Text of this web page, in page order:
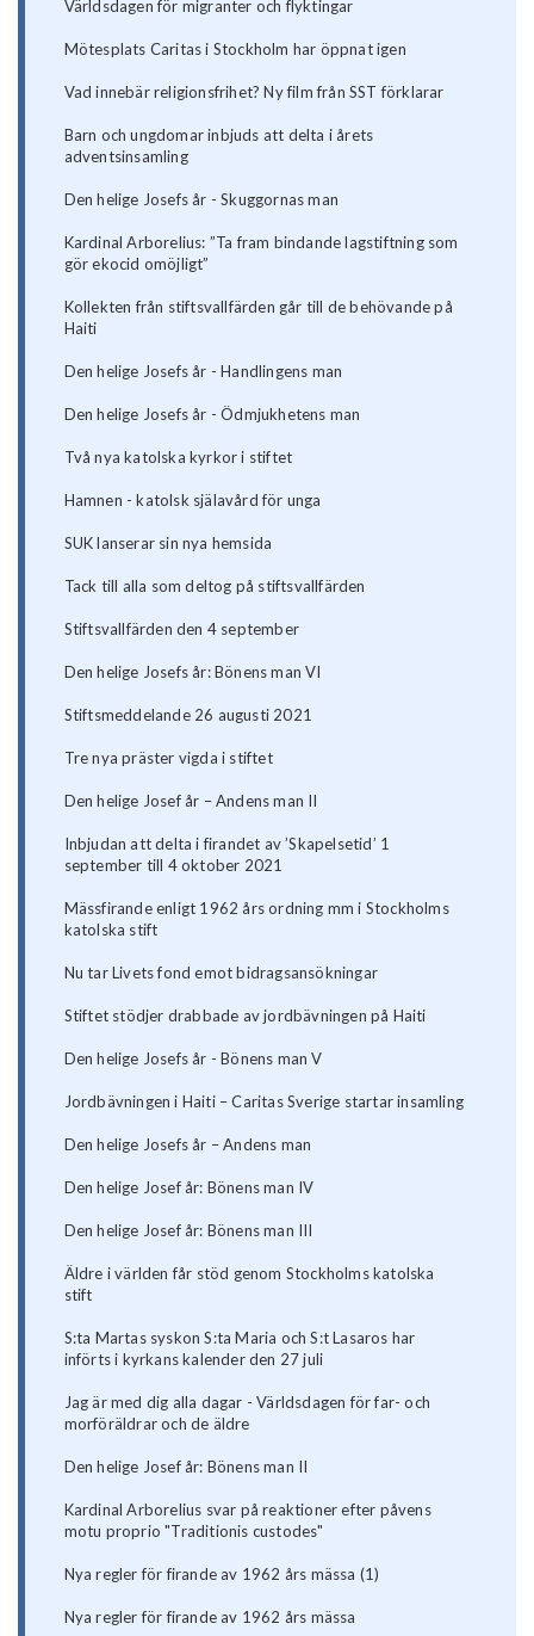
Världsdagen för migranter och flyktingar
Mötesplats Caritas i Stockholm har öppnat igen
Vad innebär religionsfrihet? Ny film från SST förklarar
Barn och ungdomar inbjuds att delta i årets
adventsinsamling
Den helige Josefs år - Skuggornas man
Kardinal Arborelius: ”Ta fram bindande lagstiftning som
gör ekocid omöjligt”
Kollekten från stiftsvallfärden går till de behövande på
Haiti
Den helige Josefs år - Handlingens man
Den helige Josefs år - Ödmjukhetens man
Två nya katolska kyrkor i stiftet
Hamnen - katolsk själavård för unga
SUK lanserar sin nya hemsida
Tack till alla som deltog på stiftsvallfärden
Stiftsvallfärden den 4 september
Den helige Josefs år: Bönens man VI
Stiftsmeddelande 26 augusti 2021
Tre nya präster vigda i stiftet
Den helige Josef år – Andens man II
Inbjudan att delta i firandet av ’Skapelsetid’ 1
september till 4 oktober 2021
Mässfirande enligt 1962 års ordning mm i Stockholms
katolska stift
Nu tar Livets fond emot bidragsansökningar
Stiftet stödjer drabbade av jordbävningen på Haiti
Den helige Josefs år - Bönens man V
Jordbävningen i Haiti – Caritas Sverige startar insamling
Den helige Josefs år – Andens man
Den helige Josef år: Bönens man IV
Den helige Josef år: Bönens man III
Äldre i världen får stöd genom Stockholms katolska
stift
S:ta Martas syskon S:ta Maria och S:t Lasaros har
införts i kyrkans kalender den 27 juli
Jag är med dig alla dagar - Världsdagen för far- och
morföräldrar och de äldre
Den helige Josef år: Bönens man II
Kardinal Arborelius svar på reaktioner efter påvens
motu proprio "Traditionis custodes"
Nya regler för firande av 1962 års mässa (1)
Nya regler för firande av 1962 års mässa